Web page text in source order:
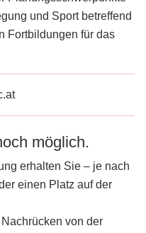
und Sport betreffend
Fortbildungen für das
möglich.
erhalten Sie – je nach
einen Platz auf der
von der